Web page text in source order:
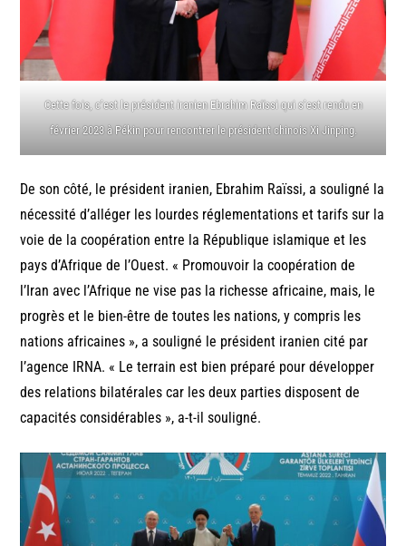
Cette fois, c’est le président iranien Ebrahim Raïssi qui s’est rendu en
février 2023 à Pékin pour rencontrer le président chinois Xi Jinping.
De son côté, le président iranien, Ebrahim Raïssi, a souligné la
nécessité d’alléger les lourdes réglementations et tarifs sur la
voie de la coopération entre la République islamique et les
pays d’Afrique de l’Ouest. « Promouvoir la coopération de
l’Iran avec l’Afrique ne vise pas la richesse africaine, mais, le
progrès et le bien-être de toutes les nations, y compris les
nations africaines », a souligné le président iranien cité par
l’agence IRNA. « Le terrain est bien préparé pour développer
des relations bilatérales car les deux parties disposent de
capacités considérables », a-t-il souligné.